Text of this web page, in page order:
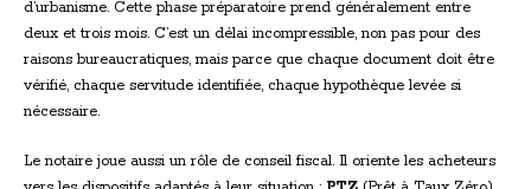
d’urbanisme. Cette phase préparatoire prend généralement entre
deux et trois mois. C’est un délai incompressible, non pas pour des
raisons bureaucratiques, mais parce que chaque document doit être
vérifié, chaque servitude identifiée, chaque hypothèque levée si
nécessaire.
Le notaire joue aussi un rôle de conseil fiscal. Il oriente les acheteurs